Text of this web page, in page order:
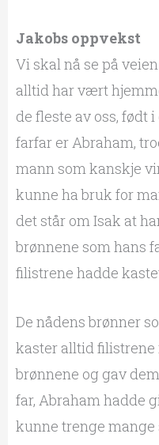
Jakobs oppvekst
Vi skal nå se på
alltid har vært
de fleste av oss, født
farfar er Abraham,
mann som kanskje
kunne ha bruk for
det står om Isak at
brønnene som hans
filistrene hadde
De nådens brønner
kaster alltid filistrene
brønnene og gav
far, Abraham hadde
kunne trenge mange